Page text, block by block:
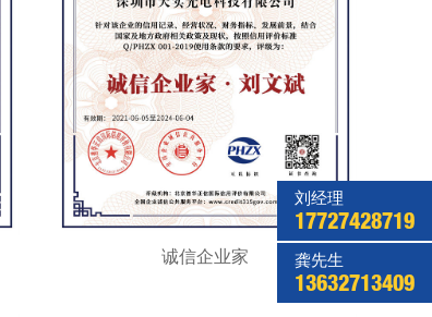
诚信企业家
刘经理
17727428719
龚先生
13632713409